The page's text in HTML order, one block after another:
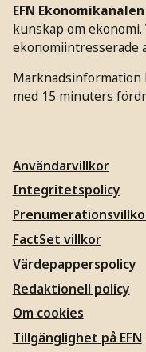
EFN
kunskap om
ekonomiintresserade
Marknadsinformation
med 15 minuters
Användarvillkor
Integritetspolicy
FactSet villkor
Värdepapperspolicy
Redaktionell policy
Om cookies
Tillgänglighet på EFN